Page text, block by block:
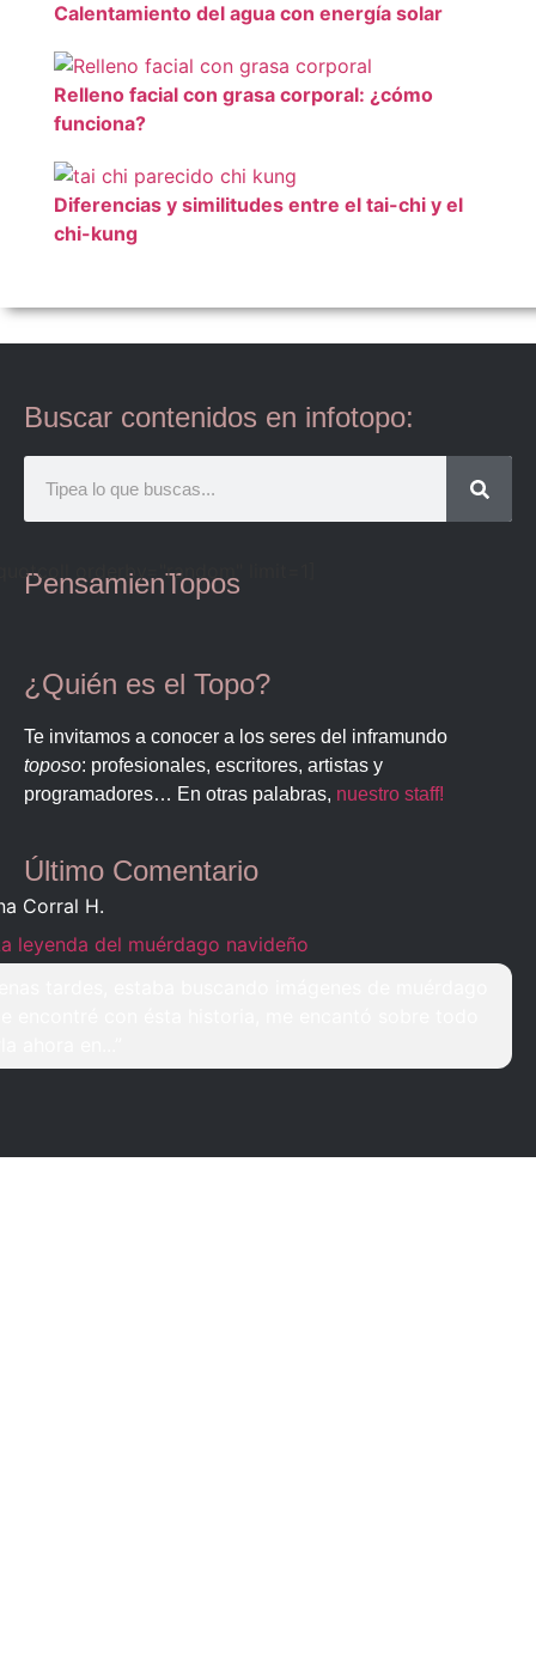
Calentamiento del agua con energía solar
Relleno facial con grasa corporal: ¿cómo
funciona?
Diferencias y similitudes entre el tai-chi y el
chi-kung
Buscar contenidos en infotopo:
PensamienTopos
orderby="random" limit=1]
¿Quién es el Topo?
Te invitamos a conocer a los seres del inframundo
toposo: profesionales, escritores, artistas y
programadores… En otras palabras, nuestro staff!
Último Comentario
Corral H.
leyenda del muérdago navideño